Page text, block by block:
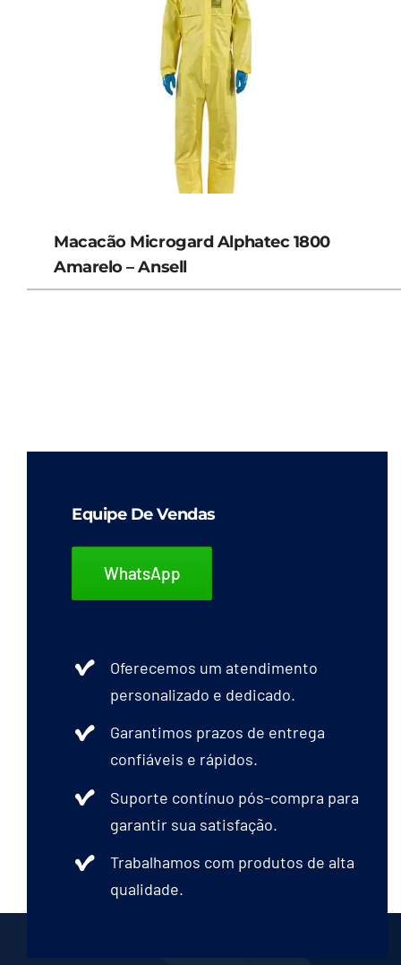
Macacão Microgard Alphatec 1800
Amarelo – Ansell
Equipe De Vendas
WhatsApp
Oferecemos um atendimento
personalizado e dedicado.
Garantimos prazos de entrega
confiáveis e rápidos.
Suporte contínuo pós-compra para
garantir sua satisfação.
Trabalhamos com produtos de alta
qualidade.